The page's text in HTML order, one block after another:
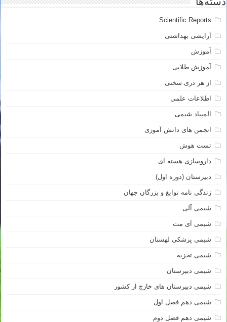
دسته‌ها
Scientific Reports
آرایشی بهداشتی
آموزش
آموزش طلایی
از هر دری سخنی
اطلاعات علمی
المپیاد شیمی
انجمن های دانش آموزی
تست هوش
داروسازی هسته ای
دبیرستان (دوره اول)
زندگی نامه نوابغ و بزرگان جهان
شیمی آلی
شیمی آی مت
شیمی پزشکی لهستان
شیمی تجزیه
شیمی دبیرستان
شیمی دبیرستان های خارج از کشور
شیمی دهم فصل اول
شیمی دهم فصل دوم